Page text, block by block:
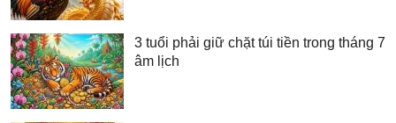
3 tuổi phải giữ chặt túi tiền trong tháng 7
âm lịch